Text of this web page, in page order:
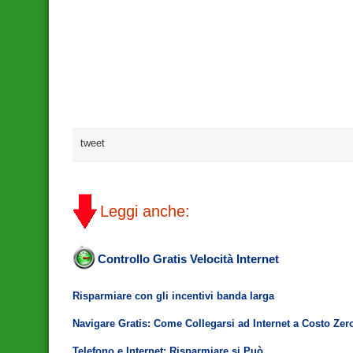
tweet
Leggi anche:
Controllo Gratis Velocità Internet
Risparmiare con gli incentivi banda larga
Navigare Gratis: Come Collegarsi ad Internet a Costo